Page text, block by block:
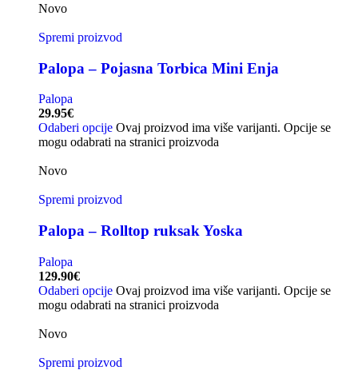
Novo
Spremi proizvod
Palopa – Pojasna Torbica Mini Enja
Palopa
29.95€
Odaberi opcije Ovaj proizvod ima više varijanti. Opcije se
mogu odabrati na stranici proizvoda
Novo
Spremi proizvod
Palopa – Rolltop ruksak Yoska
Palopa
129.90€
Odaberi opcije Ovaj proizvod ima više varijanti. Opcije se
mogu odabrati na stranici proizvoda
Novo
Spremi proizvod